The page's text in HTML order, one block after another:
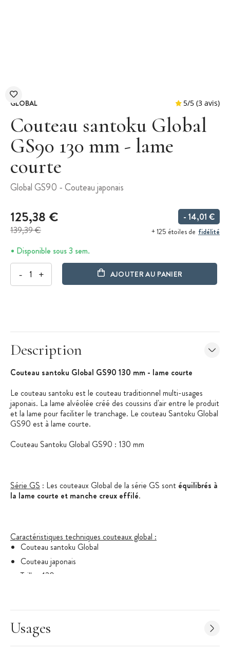
GLOBAL
Couteau santoku Global
GS90 130 mm - lame
courte
Global GS90 - Couteau japonais
125,38 €
139,39 €
- 14,01 €
+ 125 étoiles de fidélité
Disponible sous 3 sem.
- + AJOUTER AU PANIER
Description
Couteau santoku Global GS90 130 mm - lame courte
Le couteau santoku est le couteau traditionnel multi-usages
japonais. La lame alvéolée créé des coussins d'air entre le produit
et la lame pour faciliter le tranchage. Le couteau Santoku Global
GS90 est à lame courte.
Couteau Santoku Global GS90 : 130 mm
Série GS : Les couteaux Global de la série GS sont équilibrés à
la lame courte et manche creux effilé.
Caractéristiques techniques couteaux global :
Couteau santoku Global
Couteau japonais
Taille : 130 mm
Designer : Yoshikin
Entretien : Laver à l'eau chaude et essuyer. ne pas laver au
Usages